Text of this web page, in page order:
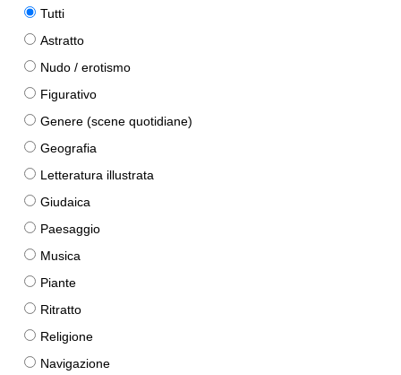
Tutti
Astratto
Nudo / erotismo
Figurativo
Genere (scene quotidiane)
Geografia
Letteratura illustrata
Giudaica
Paesaggio
Musica
Piante
Ritratto
Religione
Navigazione